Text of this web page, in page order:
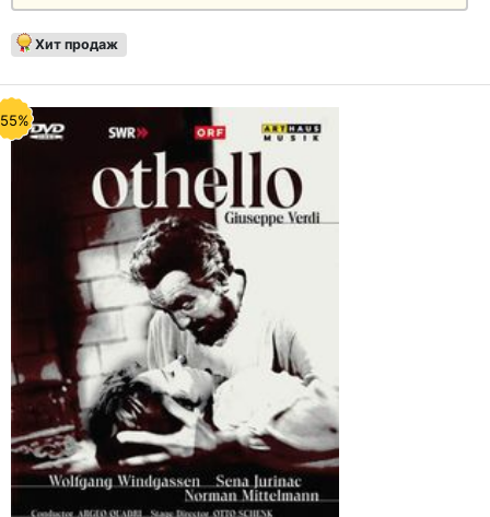
Хит продаж